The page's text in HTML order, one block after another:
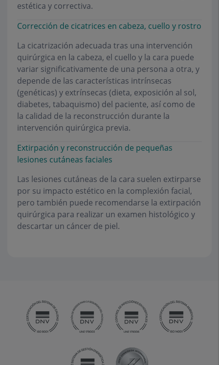
estética y correctiva.
Corrección de cicatrices en cabeza, cuello y rostro
La cicatrización adecuada tras una intervención
quirúrgica en la cabeza, el cuello y la cara puede
variar significativamente de una persona a otra, y
depende de las características intrínsecas
(genéticas) y extrínsecas (dieta, exposición al sol,
diabetes, tabaquismo) del paciente, así como de
la calidad de la reconstrucción durante la
intervención quirúrgica previa.
Extirpación y reconstrucción de pequeñas
lesiones cutáneas faciales
Las lesiones cutáneas de la cara suelen extirparse
por su impacto estético en la complexión facial,
pero también puede recomendarse la extirpación
quirúrgica para realizar un examen histológico y
descartar un cáncer de piel.